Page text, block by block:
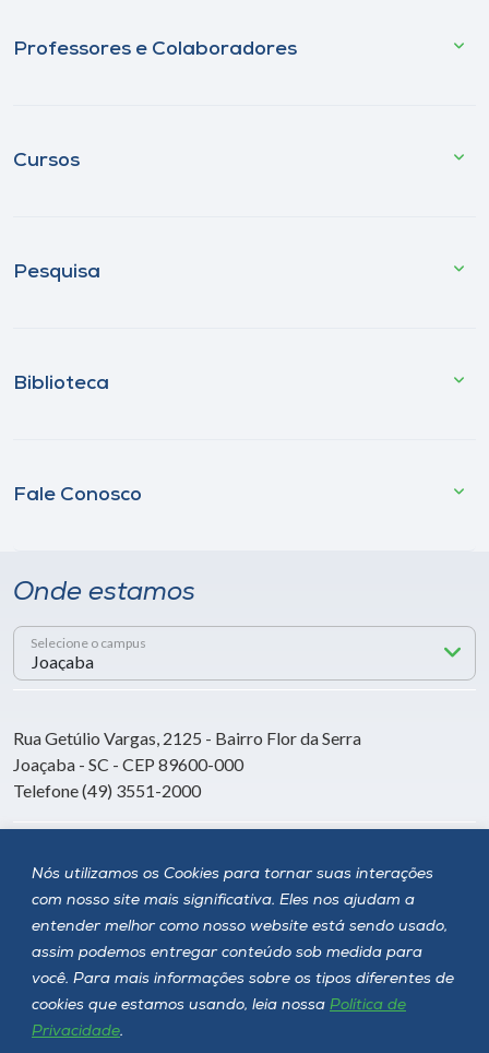
Nós utilizamos os Cookies para tornar suas interações
com nosso site mais significativa. Eles nos ajudam a
entender melhor como nosso website está sendo usado,
assim podemos entregar conteúdo sob medida para
você. Para mais informações sobre os tipos diferentes de
cookies que estamos usando, leia nossa Política de
Privacidade.
Professores e Colaboradores
Cursos
Pesquisa
Biblioteca
Fale Conosco
Onde estamos
Selecione o campus
Rua Getúlio Vargas, 2125 - Bairro Flor da Serra
Joaçaba - SC - CEP 89600-000
Telefone (49) 3551-2000
Siga a Unoesc